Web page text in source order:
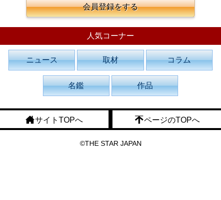
会員登録をする
人気コーナー
ニュース 取材 コラム
名鑑 作品
サイトTOPへ ページのTOPへ
©THE STAR JAPAN